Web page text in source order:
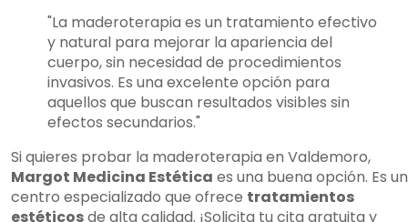
"La maderoterapia es un tratamiento efectivo
y natural para mejorar la apariencia del
cuerpo, sin necesidad de procedimientos
invasivos. Es una excelente opción para
aquellos que buscan resultados visibles sin
efectos secundarios."
Si quieres probar la maderoterapia en Valdemoro,
Margot Medicina Estética es una buena opción. Es un
centro especializado que ofrece tratamientos
estéticosde alta calidad. ¡Solicita tu cita gratuita y